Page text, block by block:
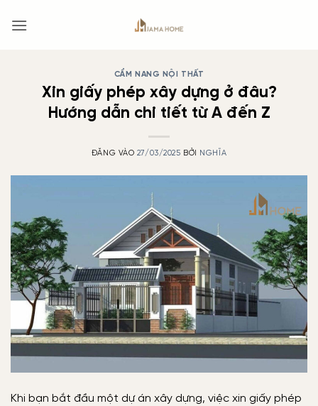
qua
CẨM NANG NỘI THẤT
Xin giấy phép xây dựng ở đâu?
Hướng dẫn chi tiết từ A đến Z
ĐĂNG VÀO 27/03/2025 BỞI NGHĨA
Khi bạn bắt đầu một dự án xây dựng, việc xin giấy phép